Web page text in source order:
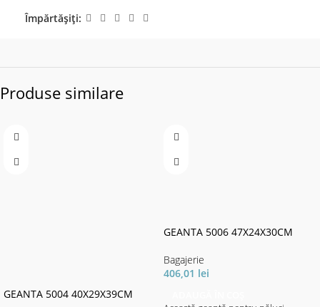
Împărtășiți:
Produse similare
GEANTA 5004 40X29X39CM
GEANTA 5006 47X24X30CM
Bagajerie
406,01 lei